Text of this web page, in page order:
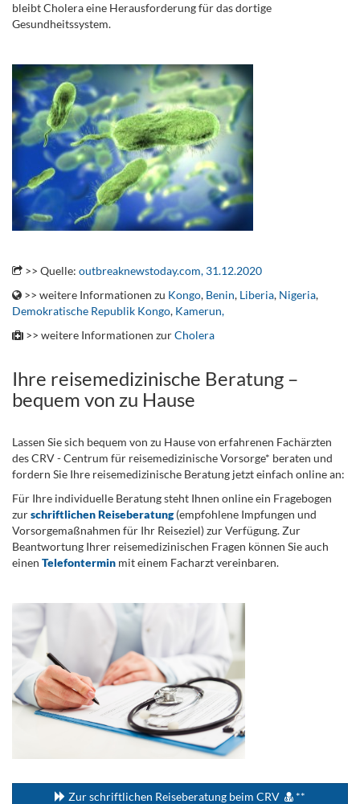
bleibt Cholera eine Herausforderung für das dortige
Gesundheitssystem.
>> Quelle: outbreaknewstoday.com, 31.12.2020
>> weitere Informationen zu Kongo, Benin, Liberia, Nigeria,
Demokratische Republik Kongo, Kamerun,
>> weitere Informationen zurCholera
Ihre reisemedizinische Beratung –
bequem von zu Hause
Lassen Sie sich bequem von zu Hause von erfahrenen Fachärzten
des CRV - Centrum für reisemedizinische Vorsorge* beraten und
fordern Sie Ihre reisemedizinische Beratung jetzt einfach online an:
Für Ihre individuelle Beratung steht Ihnen online ein Fragebogen
zurschriftlichen Reiseberatung(empfohlene Impfungen und
Vorsorgemaßnahmen für Ihr Reiseziel) zur Verfügung. Zur
Beantwortung Ihrer reisemedizinischen Fragen können Sie auch
einen Telefontermin mit einem Facharzt vereinbaren.
Zur schriftlichen Reiseberatung beim CRV **